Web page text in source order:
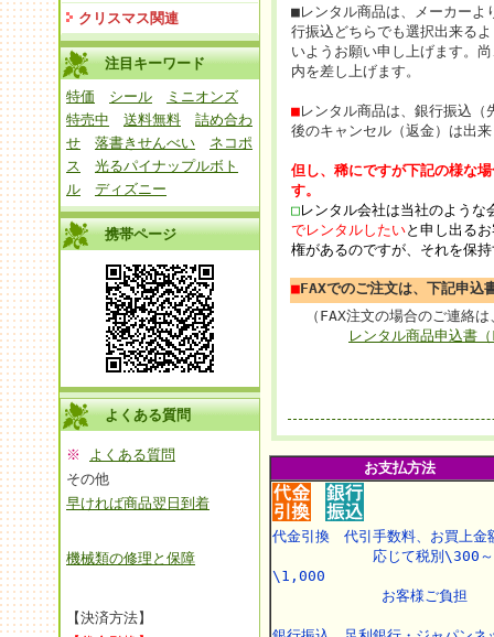
クリスマス関連
注目キーワード
特価
シール
ミニオンズ
特売中
送料無料
詰め合わ
せ
落書きせんべい
ネコポ
ス
光るパイナップルボト
ル
ディズニー
携帯ページ
よくある質問
※
よくある質問
その他
早ければ商品翌日到着
機械類の修理と保障
【決済方法】
■レンタル商品は、メーカーよ
行振込どちらでも選択出来る
いようお願い申し上げます。
内を差し上げます。
■レンタル商品は、銀行振込（
後のキャンセル（返金）は出
但し、稀にですが下記の様な
す。
□レンタル会社は当社のよう
でレンタルしたいと申し出る
権があるのですが、それを保
■FAXでのご注文は、下記申込
（FAX注文の場合のご連絡
レンタル商品申込書
お支払方法
代金引換 代引手数料、お買上金
応じて税別\300～
\1,000
お客様ご負担